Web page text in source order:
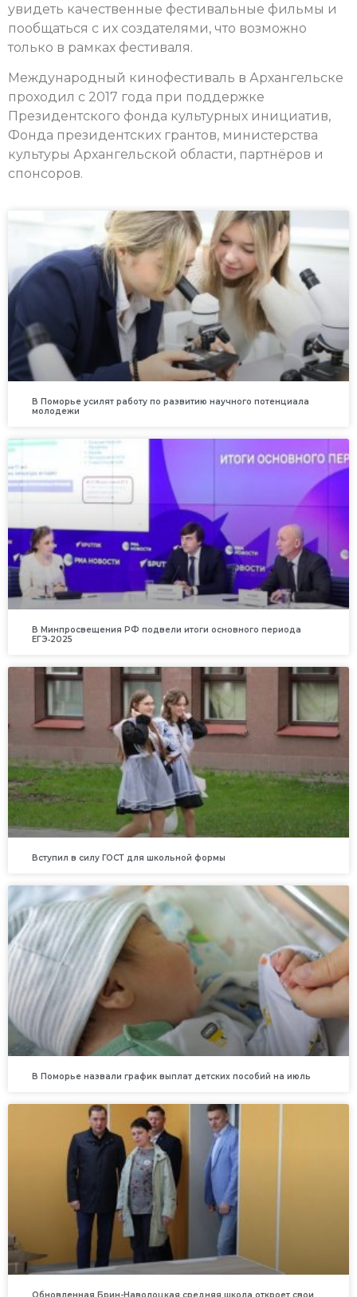
увидеть качественные фестивальные фильмы и
пообщаться с их создателями, что возможно
только в рамках фестиваля.
Международный кинофестиваль в Архангельске
проходил с 2017 года при поддержке
Президентского фонда культурных инициатив,
Фонда президентских грантов, министерства
культуры Архангельской области, партнёров и
спонсоров.
В Поморье усилят работу по развитию научного потенциала
молодежи
В Минпросвещения РФ подвели итоги основного периода
ЕГЭ‑2025
Вступил в силу ГОСТ для школьной формы
В Поморье назвали график выплат детских пособий на июль